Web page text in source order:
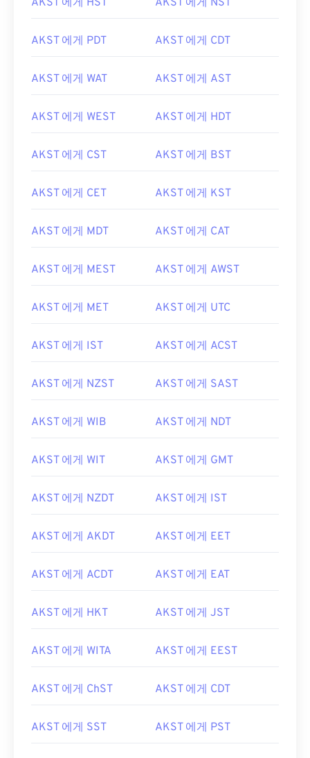
AKST 에게 HST AKST 에게 NST
AKST 에게 PDT AKST 에게 CDT
AKST 에게 WAT AKST 에게 AST
AKST 에게 WEST AKST 에게 HDT
AKST 에게 CST AKST 에게 BST
AKST 에게 CET AKST 에게 KST
AKST 에게 MDT AKST 에게 CAT
AKST 에게 MEST AKST 에게 AWST
AKST 에게 MET AKST 에게 UTC
AKST 에게 IST AKST 에게 ACST
AKST 에게 NZST AKST 에게 SAST
AKST 에게 WIB AKST 에게 NDT
AKST 에게 WIT AKST 에게 GMT
AKST 에게 NZDT AKST 에게 IST
AKST 에게 AKDT AKST 에게 EET
AKST 에게 ACDT AKST 에게 EAT
AKST 에게 HKT AKST 에게 JST
AKST 에게 WITA AKST 에게 EEST
AKST 에게 ChST AKST 에게 CDT
AKST 에게 SST AKST 에게 PST